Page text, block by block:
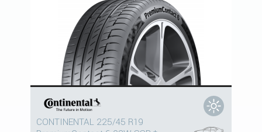
CONTINENTAL 225/45 R19